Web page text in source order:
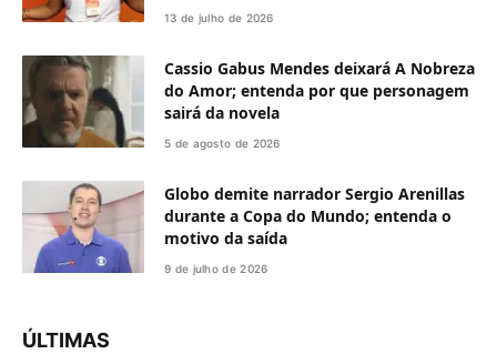
13 de julho de 2026
Cassio Gabus Mendes deixará A Nobreza
do Amor; entenda por que personagem
sairá da novela
5 de agosto de 2026
Globo demite narrador Sergio Arenillas
durante a Copa do Mundo; entenda o
motivo da saída
9 de julho de 2026
ÚLTIMAS